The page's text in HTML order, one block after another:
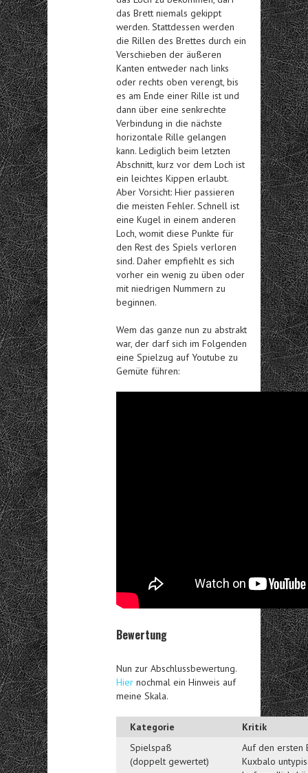
das Brett niemals gekippt
werden. Stattdessen werden
die Rillen des Brettes durch ein
Verschieben der äußeren
Kanten entweder nach links
oder rechts oben verengt, bis
es am Ende einer Rille ist und
dann über eine senkrechte
Verbindung in die nächste
horizontale Rille gelangen
kann. Lediglich beim letzten
Abschnitt, kurz vor dem Loch ist
ein leichtes Kippen erlaubt.
Aber Vorsicht: Hier passieren
die meisten Fehler. Schnell ist
eine Kugel in einem anderen
Loch, womit diese Punkte für
den Rest des Spiels verloren
sind. Daher empfiehlt es sich
vorher ein wenig zu üben oder
mit niedrigen Nummern zu
beginnen.
Wem das ganze nun zu abstrakt
war, der darf sich im Folgenden
eine Spielzug auf Youtube zu
Gemüte führen:
Bewertung
Nun zur Abschlussbewertung.
Hier nochmal ein Hinweis auf
meine Skala.
Kategorie
Kritik
Spielspaß
(doppelt gewertet)
Auf den ersten
Kuxbalo